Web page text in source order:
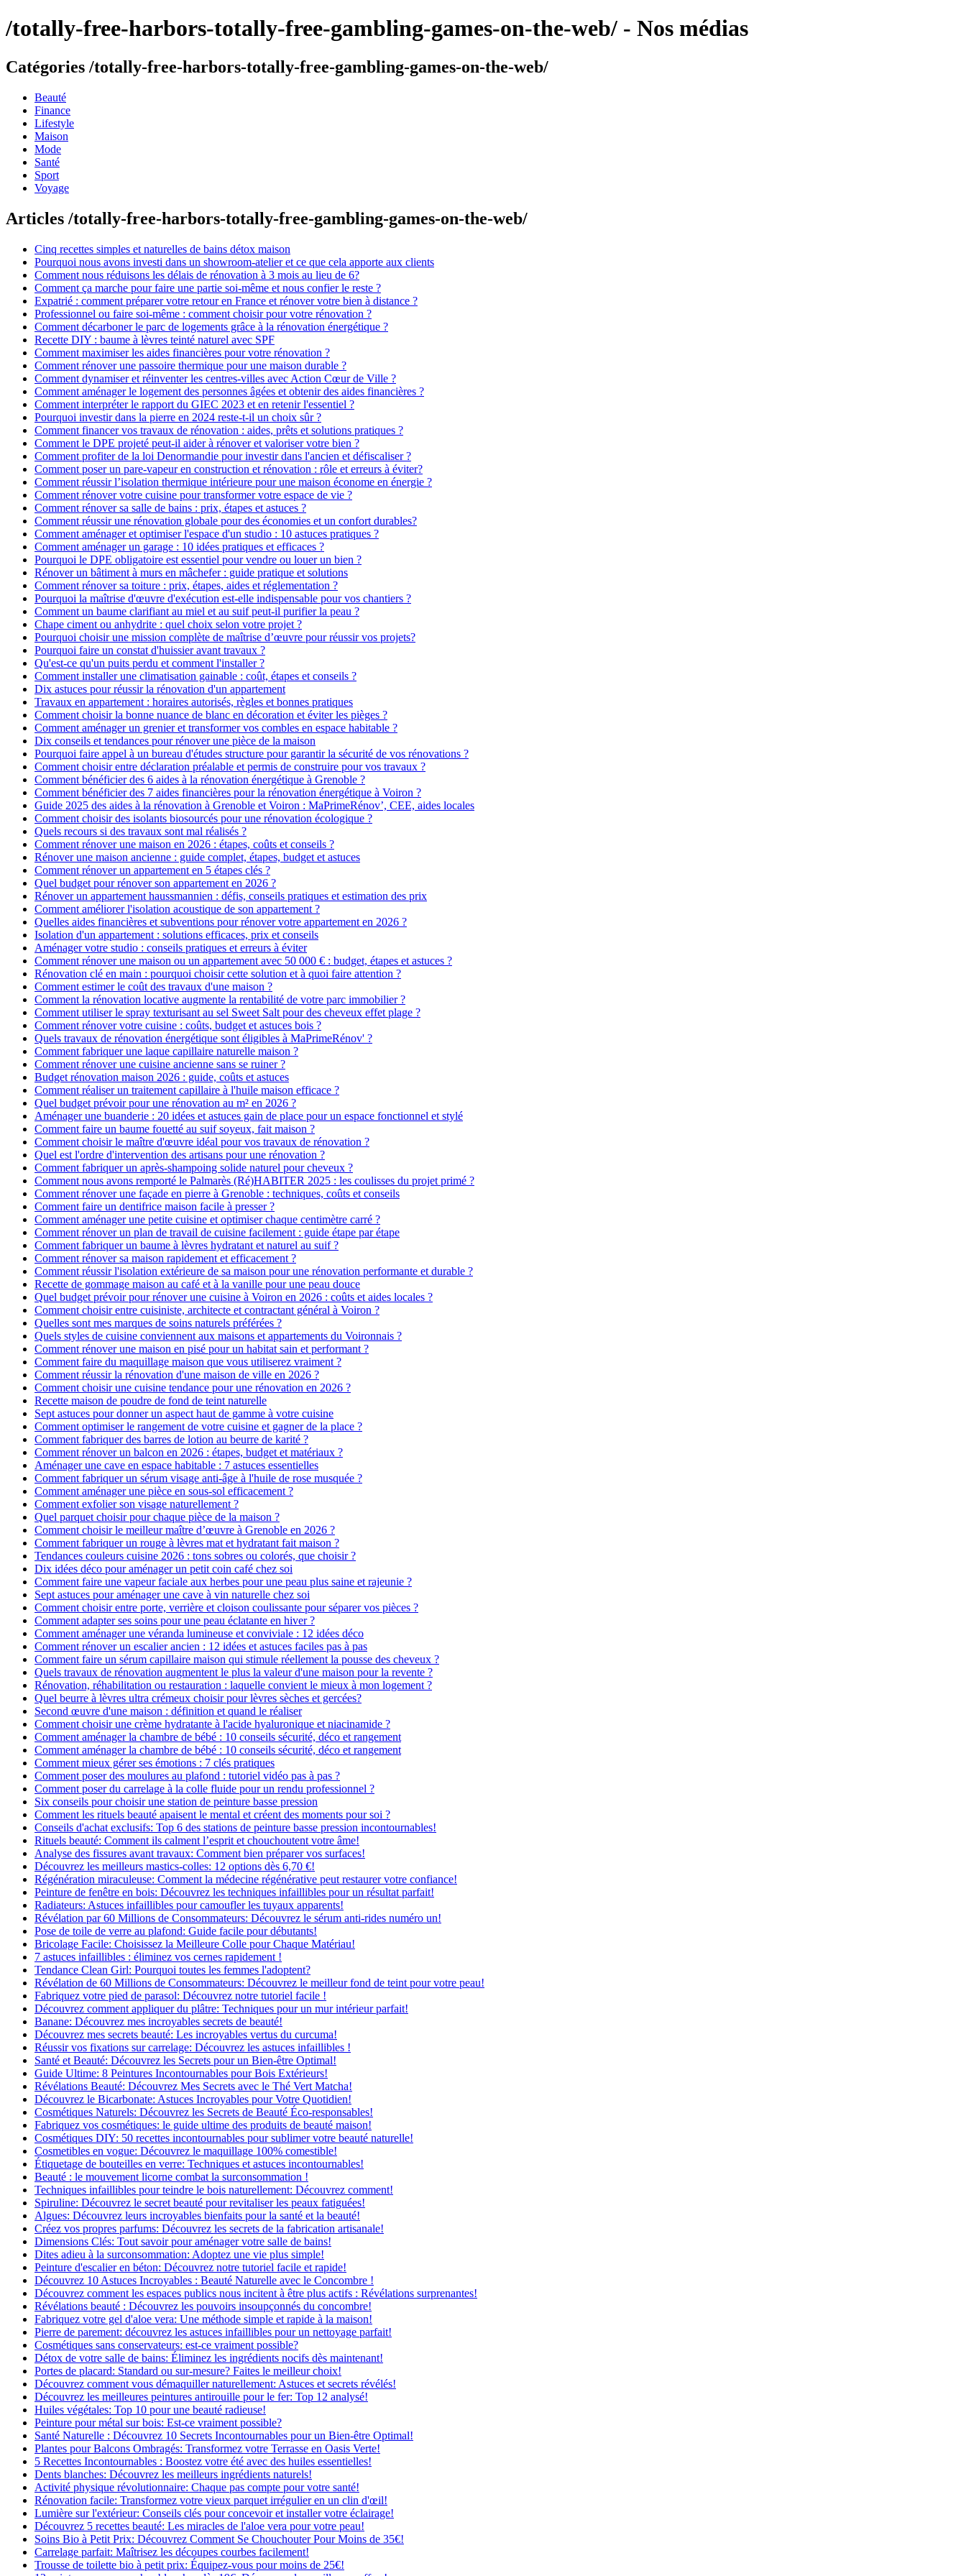
/totally-free-harbors-totally-free-gambling-games-on-the-web/ - Nos médias
Catégories /totally-free-harbors-totally-free-gambling-games-on-the-web/
Beauté
Finance
Lifestyle
Maison
Mode
Santé
Sport
Voyage
Articles /totally-free-harbors-totally-free-gambling-games-on-the-web/
Cinq recettes simples et naturelles de bains détox maison
Pourquoi nous avons investi dans un showroom-atelier et ce que cela apporte aux clients
Comment nous réduisons les délais de rénovation à 3 mois au lieu de 6?
Comment ça marche pour faire une partie soi-même et nous confier le reste ?
Expatrié : comment préparer votre retour en France et rénover votre bien à distance ?
Professionnel ou faire soi-même : comment choisir pour votre rénovation ?
Comment décarboner le parc de logements grâce à la rénovation énergétique ?
Recette DIY : baume à lèvres teinté naturel avec SPF
Comment maximiser les aides financières pour votre rénovation ?
Comment rénover une passoire thermique pour une maison durable ?
Comment dynamiser et réinventer les centres-villes avec Action Cœur de Ville ?
Comment aménager le logement des personnes âgées et obtenir des aides financières ?
Comment interpréter le rapport du GIEC 2023 et en retenir l'essentiel ?
Pourquoi investir dans la pierre en 2024 reste-t-il un choix sûr ?
Comment financer vos travaux de rénovation : aides, prêts et solutions pratiques ?
Comment le DPE projeté peut-il aider à rénover et valoriser votre bien ?
Comment profiter de la loi Denormandie pour investir dans l'ancien et défiscaliser ?
Comment poser un pare-vapeur en construction et rénovation : rôle et erreurs à éviter?
Comment réussir l’isolation thermique intérieure pour une maison économe en énergie ?
Comment rénover votre cuisine pour transformer votre espace de vie ?
Comment rénover sa salle de bains : prix, étapes et astuces ?
Comment réussir une rénovation globale pour des économies et un confort durables?
Comment aménager et optimiser l'espace d'un studio : 10 astuces pratiques ?
Comment aménager un garage : 10 idées pratiques et efficaces ?
Pourquoi le DPE obligatoire est essentiel pour vendre ou louer un bien ?
Rénover un bâtiment à murs en mâchefer : guide pratique et solutions
Comment rénover sa toiture : prix, étapes, aides et réglementation ?
Pourquoi la maîtrise d'œuvre d'exécution est-elle indispensable pour vos chantiers ?
Comment un baume clarifiant au miel et au suif peut-il purifier la peau ?
Chape ciment ou anhydrite : quel choix selon votre projet ?
Pourquoi choisir une mission complète de maîtrise d’œuvre pour réussir vos projets?
Pourquoi faire un constat d'huissier avant travaux ?
Qu'est-ce qu'un puits perdu et comment l'installer ?
Comment installer une climatisation gainable : coût, étapes et conseils ?
Dix astuces pour réussir la rénovation d'un appartement
Travaux en appartement : horaires autorisés, règles et bonnes pratiques
Comment choisir la bonne nuance de blanc en décoration et éviter les pièges ?
Comment aménager un grenier et transformer vos combles en espace habitable ?
Dix conseils et tendances pour rénover une pièce de la maison
Pourquoi faire appel à un bureau d'études structure pour garantir la sécurité de vos rénovations ?
Comment choisir entre déclaration préalable et permis de construire pour vos travaux ?
Comment bénéficier des 6 aides à la rénovation énergétique à Grenoble ?
Comment bénéficier des 7 aides financières pour la rénovation énergétique à Voiron ?
Guide 2025 des aides à la rénovation à Grenoble et Voiron : MaPrimeRénov’, CEE, aides locales
Comment choisir des isolants biosourcés pour une rénovation écologique ?
Quels recours si des travaux sont mal réalisés ?
Comment rénover une maison en 2026 : étapes, coûts et conseils ?
Rénover une maison ancienne : guide complet, étapes, budget et astuces
Comment rénover un appartement en 5 étapes clés ?
Quel budget pour rénover son appartement en 2026 ?
Rénover un appartement haussmannien : défis, conseils pratiques et estimation des prix
Comment améliorer l'isolation acoustique de son appartement ?
Quelles aides financières et subventions pour rénover votre appartement en 2026 ?
Isolation d'un appartement : solutions efficaces, prix et conseils
Aménager votre studio : conseils pratiques et erreurs à éviter
Comment rénover une maison ou un appartement avec 50 000 € : budget, étapes et astuces ?
Rénovation clé en main : pourquoi choisir cette solution et à quoi faire attention ?
Comment estimer le coût des travaux d'une maison ?
Comment la rénovation locative augmente la rentabilité de votre parc immobilier ?
Comment utiliser le spray texturisant au sel Sweet Salt pour des cheveux effet plage ?
Comment rénover votre cuisine : coûts, budget et astuces bois ?
Quels travaux de rénovation énergétique sont éligibles à MaPrimeRénov' ?
Comment fabriquer une laque capillaire naturelle maison ?
Comment rénover une cuisine ancienne sans se ruiner ?
Budget rénovation maison 2026 : guide, coûts et astuces
Comment réaliser un traitement capillaire à l'huile maison efficace ?
Quel budget prévoir pour une rénovation au m² en 2026 ?
Aménager une buanderie : 20 idées et astuces gain de place pour un espace fonctionnel et stylé
Comment faire un baume fouetté au suif soyeux, fait maison ?
Comment choisir le maître d'œuvre idéal pour vos travaux de rénovation ?
Quel est l'ordre d'intervention des artisans pour une rénovation ?
Comment fabriquer un après-shampoing solide naturel pour cheveux ?
Comment nous avons remporté le Palmarès (Ré)HABITER 2025 : les coulisses du projet primé ?
Comment rénover une façade en pierre à Grenoble : techniques, coûts et conseils
Comment faire un dentifrice maison facile à presser ?
Comment aménager une petite cuisine et optimiser chaque centimètre carré ?
Comment rénover un plan de travail de cuisine facilement : guide étape par étape
Comment fabriquer un baume à lèvres hydratant et naturel au suif ?
Comment rénover sa maison rapidement et efficacement ?
Comment réussir l'isolation extérieure de sa maison pour une rénovation performante et durable ?
Recette de gommage maison au café et à la vanille pour une peau douce
Quel budget prévoir pour rénover une cuisine à Voiron en 2026 : coûts et aides locales ?
Comment choisir entre cuisiniste, architecte et contractant général à Voiron ?
Quelles sont mes marques de soins naturels préférées ?
Quels styles de cuisine conviennent aux maisons et appartements du Voironnais ?
Comment rénover une maison en pisé pour un habitat sain et performant ?
Comment faire du maquillage maison que vous utiliserez vraiment ?
Comment réussir la rénovation d'une maison de ville en 2026 ?
Comment choisir une cuisine tendance pour une rénovation en 2026 ?
Recette maison de poudre de fond de teint naturelle
Sept astuces pour donner un aspect haut de gamme à votre cuisine
Comment optimiser le rangement de votre cuisine et gagner de la place ?
Comment fabriquer des barres de lotion au beurre de karité ?
Comment rénover un balcon en 2026 : étapes, budget et matériaux ?
Aménager une cave en espace habitable : 7 astuces essentielles
Comment fabriquer un sérum visage anti-âge à l'huile de rose musquée ?
Comment aménager une pièce en sous-sol efficacement ?
Comment exfolier son visage naturellement ?
Quel parquet choisir pour chaque pièce de la maison ?
Comment choisir le meilleur maître d’œuvre à Grenoble en 2026 ?
Comment fabriquer un rouge à lèvres mat et hydratant fait maison ?
Tendances couleurs cuisine 2026 : tons sobres ou colorés, que choisir ?
Dix idées déco pour aménager un petit coin café chez soi
Comment faire une vapeur faciale aux herbes pour une peau plus saine et rajeunie ?
Sept astuces pour aménager une cave à vin naturelle chez soi
Comment choisir entre porte, verrière et cloison coulissante pour séparer vos pièces ?
Comment adapter ses soins pour une peau éclatante en hiver ?
Comment aménager une véranda lumineuse et conviviale : 12 idées déco
Comment rénover un escalier ancien : 12 idées et astuces faciles pas à pas
Comment faire un sérum capillaire maison qui stimule réellement la pousse des cheveux ?
Quels travaux de rénovation augmentent le plus la valeur d'une maison pour la revente ?
Rénovation, réhabilitation ou restauration : laquelle convient le mieux à mon logement ?
Quel beurre à lèvres ultra crémeux choisir pour lèvres sèches et gercées?
Second œuvre d'une maison : définition et quand le réaliser
Comment choisir une crème hydratante à l'acide hyaluronique et niacinamide ?
Comment aménager la chambre de bébé : 10 conseils sécurité, déco et rangement
Comment aménager la chambre de bébé : 10 conseils sécurité, déco et rangement
Comment mieux gérer ses émotions : 7 clés pratiques
Comment poser des moulures au plafond : tutoriel vidéo pas à pas ?
Comment poser du carrelage à la colle fluide pour un rendu professionnel ?
Six conseils pour choisir une station de peinture basse pression
Comment les rituels beauté apaisent le mental et créent des moments pour soi ?
Conseils d'achat exclusifs: Top 6 des stations de peinture basse pression incontournables!
Rituels beauté: Comment ils calment l’esprit et chouchoutent votre âme!
Analyse des fissures avant travaux: Comment bien préparer vos surfaces!
Découvrez les meilleurs mastics-colles: 12 options dès 6,70 €!
Régénération miraculeuse: Comment la médecine régénérative peut restaurer votre confiance!
Peinture de fenêtre en bois: Découvrez les techniques infaillibles pour un résultat parfait!
Radiateurs: Astuces infaillibles pour camoufler les tuyaux apparents!
Révélation par 60 Millions de Consommateurs: Découvrez le sérum anti-rides numéro un!
Pose de toile de verre au plafond: Guide facile pour débutants!
Bricolage Facile: Choisissez la Meilleure Colle pour Chaque Matériau!
7 astuces infaillibles : éliminez vos cernes rapidement !
Tendance Clean Girl: Pourquoi toutes les femmes l'adoptent?
Révélation de 60 Millions de Consommateurs: Découvrez le meilleur fond de teint pour votre peau!
Fabriquez votre pied de parasol: Découvrez notre tutoriel facile !
Découvrez comment appliquer du plâtre: Techniques pour un mur intérieur parfait!
Banane: Découvrez mes incroyables secrets de beauté!
Découvrez mes secrets beauté: Les incroyables vertus du curcuma!
Réussir vos fixations sur carrelage: Découvrez les astuces infaillibles !
Santé et Beauté: Découvrez les Secrets pour un Bien-être Optimal!
Guide Ultime: 8 Peintures Incontournables pour Bois Extérieurs!
Révélations Beauté: Découvrez Mes Secrets avec le Thé Vert Matcha!
Découvrez le Bicarbonate: Astuces Incroyables pour Votre Quotidien!
Cosmétiques Naturels: Découvrez les Secrets de Beauté Éco-responsables!
Fabriquez vos cosmétiques: le guide ultime des produits de beauté maison!
Cosmétiques DIY: 50 recettes incontournables pour sublimer votre beauté naturelle!
Cosmetibles en vogue: Découvrez le maquillage 100% comestible!
Étiquetage de bouteilles en verre: Techniques et astuces incontournables!
Beauté : le mouvement licorne combat la surconsommation !
Techniques infaillibles pour teindre le bois naturellement: Découvrez comment!
Spiruline: Découvrez le secret beauté pour revitaliser les peaux fatiguées!
Algues: Découvrez leurs incroyables bienfaits pour la santé et la beauté!
Créez vos propres parfums: Découvrez les secrets de la fabrication artisanale!
Dimensions Clés: Tout savoir pour aménager votre salle de bains!
Dites adieu à la surconsommation: Adoptez une vie plus simple!
Peinture d'escalier en béton: Découvrez notre tutoriel facile et rapide!
Découvrez 10 Astuces Incroyables : Beauté Naturelle avec le Concombre !
Découvrez comment les espaces publics nous incitent à être plus actifs : Révélations surprenantes!
Révélations beauté : Découvrez les pouvoirs insoupçonnés du concombre!
Fabriquez votre gel d'aloe vera: Une méthode simple et rapide à la maison!
Pierre de parement: découvrez les astuces infaillibles pour un nettoyage parfait!
Cosmétiques sans conservateurs: est-ce vraiment possible?
Détox de votre salle de bains: Éliminez les ingrédients nocifs dès maintenant!
Portes de placard: Standard ou sur-mesure? Faites le meilleur choix!
Découvrez comment vous démaquiller naturellement: Astuces et secrets révélés!
Découvrez les meilleures peintures antirouille pour le fer: Top 12 analysé!
Huiles végétales: Top 10 pour une beauté radieuse!
Peinture pour métal sur bois: Est-ce vraiment possible?
Santé Naturelle : Découvrez 10 Secrets Incontournables pour un Bien-être Optimal!
Plantes pour Balcons Ombragés: Transformez votre Terrasse en Oasis Verte!
5 Recettes Incontournables : Boostez votre été avec des huiles essentielles!
Dents blanches: Découvrez les meilleurs ingrédients naturels!
Activité physique révolutionnaire: Chaque pas compte pour votre santé!
Rénovation facile: Transformez votre vieux parquet irrégulier en un clin d'œil!
Lumière sur l'extérieur: Conseils clés pour concevoir et installer votre éclairage!
Découvrez 5 recettes beauté: Les miracles de l'aloe vera pour votre peau!
Soins Bio à Petit Prix: Découvrez Comment Se Chouchouter Pour Moins de 35€!
Carrelage parfait: Maîtrisez les découpes courbes facilement!
Trousse de toilette bio à petit prix: Équipez-vous pour moins de 25€!